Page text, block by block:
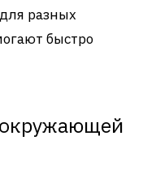
разных
быстро
окружающей